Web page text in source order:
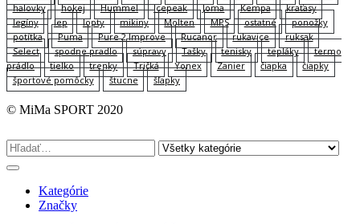
halovky
hokej Hummel Icepeak Joma Kempa
kraťasy
legíny
lep lopty mikiny Molten MPS ostatné
ponožky
potítka
Puma Pure 2 Improve Rucanor rukavice
ruksak
Select
spodne pradlo súpravy Tašky tenisky tepláky
termo
prádlo
tielko trenky Tričká Yonex Zanier čiapka
čiapky
športové pomôcky
štucne šľapky
© MiMa SPORT 2020
Kategórie
Značky